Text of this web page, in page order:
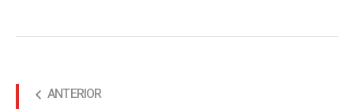
ANTERIOR